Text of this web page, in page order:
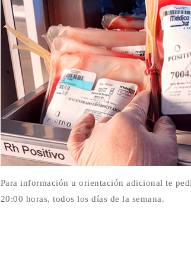
Para información u orientación adicional te
20:00 horas, todos los días de la semana.